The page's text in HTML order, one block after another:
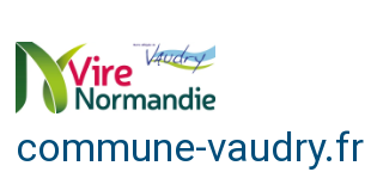
content
commune-vaudry.fr